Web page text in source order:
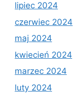
lipiec 2024
czerwiec 2024
maj 2024
kwiecień 2024
marzec 2024
luty 2024